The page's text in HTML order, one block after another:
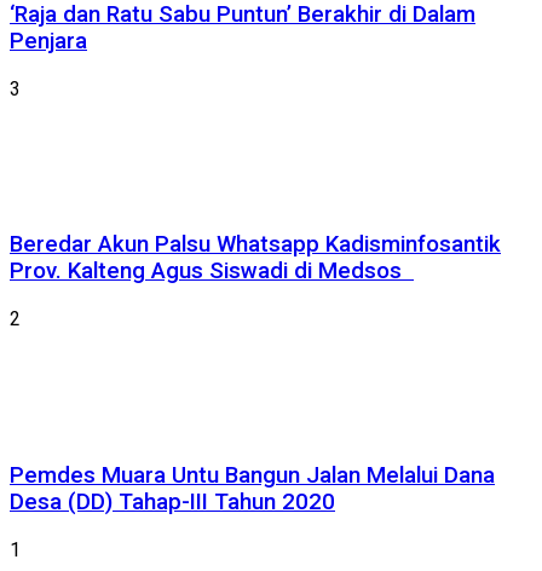
‘Raja dan Ratu Sabu Puntun’ Berakhir di Dalam
Penjara
3
Beredar Akun Palsu Whatsapp Kadisminfosantik
Prov. Kalteng Agus Siswadi di Medsos
2
Pemdes Muara Untu Bangun Jalan Melalui Dana
Desa (DD) Tahap-III Tahun 2020
1